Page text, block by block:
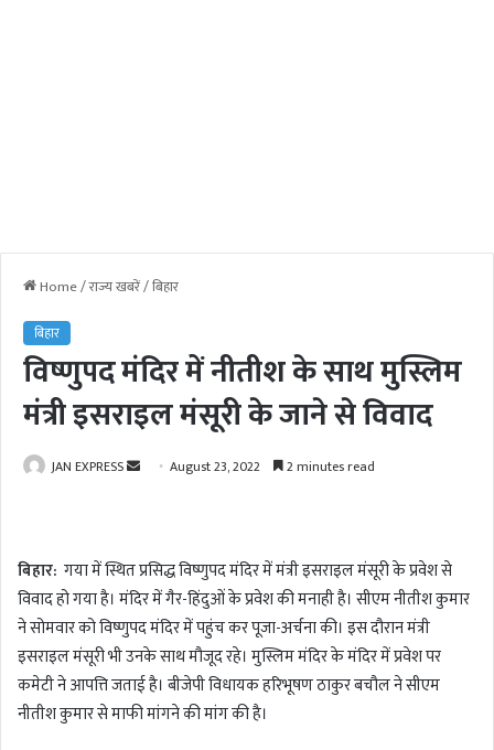
Home/राज्य खबरें/बिहार
बिहार
विष्णुपद मंदिर में नीतीश के साथ मुस्लिम
मंत्री इसराइल मंसूरी के जाने से विवाद
JAN EXPRESS
a
n
e
m
a
i
August 23, 2022 2 minutes read
बिहार: गया में स्थित प्रसिद्ध विष्णुपद मंदिर में मंत्री इसराइल मंसूरी के प्रवेश से
विवाद हो गया है। मंदिर में गैर-हिंदुओं के प्रवेश की मनाही है। सीएम नीतीश कुमार
ने सोमवार को विष्णुपद मंदिर में पहुंच कर पूजा-अर्चना की। इस दौरान मंत्री
इसराइल मंसूरी भी उनके साथ मौजूद रहे। मुस्लिम मंदिर के मंदिर में प्रवेश पर
कमेटी ने आपत्ति जताई है। बीजेपी विधायक हरिभूषण ठाकुर बचौल ने सीएम
नीतीश कुमार से माफी मांगने की मांग की है।